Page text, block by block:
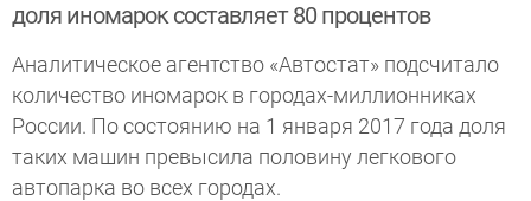
доля иномарок составляет 80 процентов
Аналитическое агентство «Автостат» подсчитало
количество иномарок в городах-миллионниках
России. По состоянию на 1 января 2017 года доля
таких машин превысила половину легкового
автопарка во всех городах.